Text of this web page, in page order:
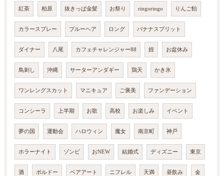
紅茶 柏原 抜きっぱ金髪 お祭り ringoringo りんご飴
カラースプレー ブルーヘア ロング バナナスプリット
ダイナー 八尾 カフェチャレンジャー88 姪 お盆休み
鳥刺し 沖縄 サーターアンダギー 鶏天 かき氷
ワンレングスカット マニキュア ご褒美 ファンデーション
コンシーラ 上半期 お歌 高校 お楽しみ イベント
夢の国 運動会 ハロウィン 魔女 南京町 神戸
ホラーナイト ゾンビ おNEW 結婚式 ディズニー 東京
酒 ボルドー ベアアート ニフレル 天満 昼飲み 金